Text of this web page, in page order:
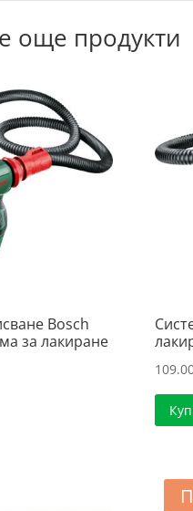
още продукти
Bosch
за лакиране